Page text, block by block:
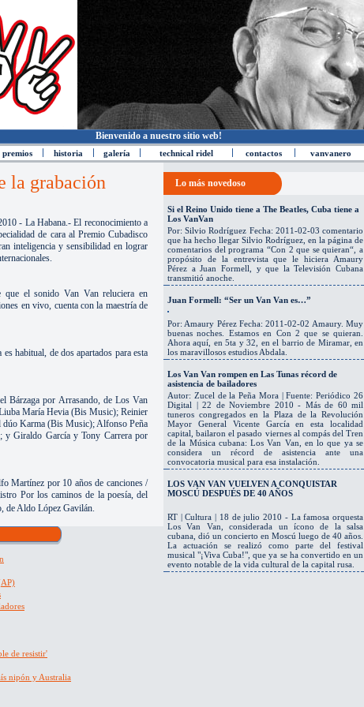
Bienvenido a nuestro sitio web!
premios historia galería technical ridel contactos vanvanero
la grabación
- La Habana.- El reconocimiento a
de cara al Premio Cubadisco
inteligencia y sensibilidad en lograr
que el sonido Van Van reluciera en
en vivo, cuenta con la maestría de
habitual, de dos apartados para esta
Bárzaga por Arrasando, de Los Van
María Hevia (Bis Music); Reinier
dúo Karma (Bis Music); Alfonso Peña
y Giraldo García y Tony Carrera por
Martínez por 10 años de canciones /
Por los caminos de la poesía, del
de Aldo López Gavilán.
de resistir'
nipón y Australia
Lo más novedoso
Si el Reino Unido tiene a The Beatles, Cuba tiene a
Los VanVan
Por: Silvio Rodríguez Fecha: 2011-02-03 comentario
que ha hecho llegar Silvio Rodríguez, en la página de
comentarios del programa “Con 2 que se quieran“, a
propósito de la entrevista que le hiciera Amaury
Pérez a Juan Formell, y que la Televisión Cubana
transmitió anoche.
Juan Formell: “Ser un Van Van es…”
Por: Amaury Pérez Fecha: 2011-02-02 Amaury. Muy
buenas noches. Estamos en Con 2 que se quieran.
Ahora aquí, en 5ta y 32, en el barrio de Miramar, en
los maravillosos estudios Abdala.
Los Van Van rompen en Las Tunas récord de
asistencia de bailadores
Autor: Zucel de la Peña Mora | Fuente: Periódico 26
Digital | 22 de Noviembre 2010 - Más de 60 mil
tuneros congregados en la Plaza de la Revolución
Mayor General Vicente García en esta localidad
capital, bailaron el pasado viernes al compás del Tren
de la Música cubana: Los Van Van, en lo que ya se
considera un récord de asistencia ante una
convocatoria musical para esa instalación.
LOS VAN VAN VUELVEN A CONQUISTAR
MOSCÚ DESPUÉS DE 40 AÑOS
RT | Cultura | 18 de julio 2010 - La famosa orquesta
Los Van Van, considerada un ícono de la salsa
cubana, dió un concierto en Moscú luego de 40 años.
La actuación se realizó como parte del festival
musical "¡Viva Cuba!", que ya se ha convertido en un
evento notable de la vida cultural de la capital rusa.